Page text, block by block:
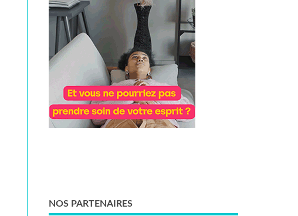
NOS PARTENAIRES